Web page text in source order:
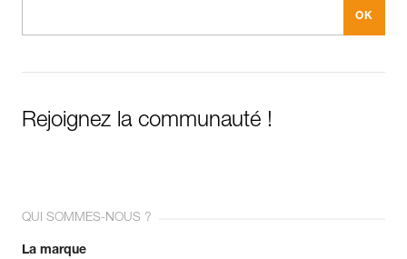
Rejoignez la communauté !
QUI SOMMES-NOUS ?
La marque